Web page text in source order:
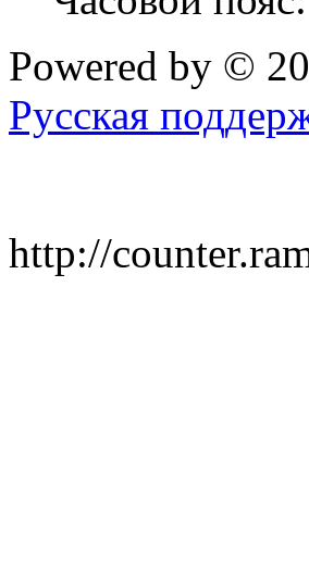
Powered by ©
Русская
http://